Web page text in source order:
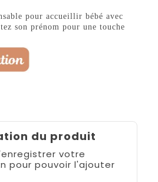
pour accueillir bébé avec
son prénom pour une touche
du produit
votre
pour pouvoir l'ajouter